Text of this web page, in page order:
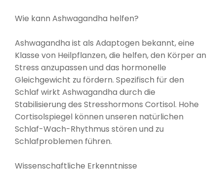
Wie kann Ashwagandha helfen?
Ashwagandha ist als Adaptogen bekannt, eine
Klasse von Heilpflanzen, die helfen, den Körper an
Stress anzupassen und das hormonelle
Gleichgewicht zu fördern. Spezifisch für den
Schlaf wirkt Ashwagandha durch die
Stabilisierung des Stresshormons Cortisol. Hohe
Cortisolspiegel können unseren natürlichen
Schlaf-Wach-Rhythmus stören und zu
Schlafproblemen führen.
Wissenschaftliche Erkenntnisse